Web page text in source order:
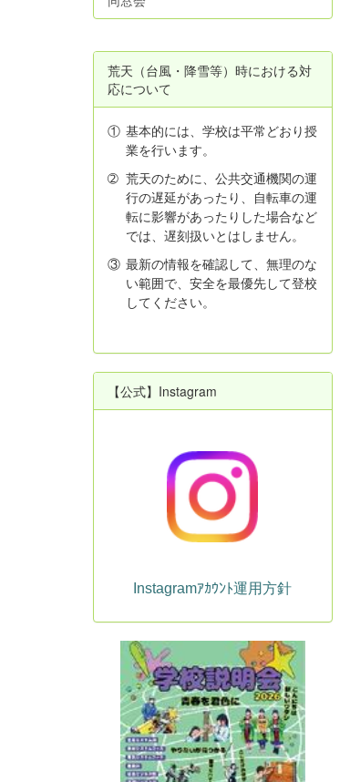
荒天（台風・降雪等）時における対
応について
① 基本的には、学校は平常どおり授
業を行います。
➁ 荒天のために、公共交通機関の運
行の遅延があったり、自転車の運
転に影響があったりした場合など
では、遅刻扱いとはしません。
③ 最新の情報を確認して、無理のな
い範囲で、安全を最優先して登校
してください。
【公式】Instagram
Instagramｱｶｳﾝﾄ運用方針